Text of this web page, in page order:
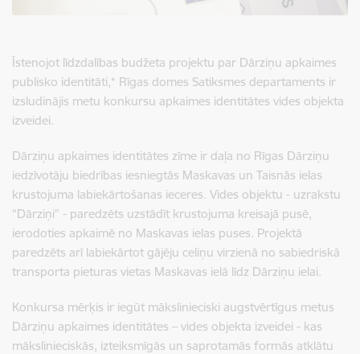
Īstenojot līdzdalības budžeta projektu par Dārziņu apkaimes
publisko identitāti,* Rīgas domes Satiksmes departaments ir
izsludinājis metu konkursu apkaimes identitātes vides objekta
izveidei.
Dārziņu apkaimes identitātes zīme ir daļa no Rīgas Dārziņu
iedzīvotāju biedrības iesniegtās Maskavas un Taisnās ielas
krustojuma labiekārtošanas ieceres. Vides objektu - uzrakstu
“Dārziņi” - paredzēts uzstādīt krustojuma kreisajā pusē,
ierodoties apkaimē no Maskavas ielas puses. Projektā
paredzēts arī labiekārtot gājēju celiņu virzienā no sabiedriskā
transporta pieturas vietas Maskavas ielā līdz Dārziņu ielai.
Konkursa mērķis ir iegūt mākslinieciski augstvērtīgus metus
Dārziņu apkaimes identitātes – vides objekta izveidei - kas
mākslinieciskās, izteiksmīgās un saprotamās formās atklātu